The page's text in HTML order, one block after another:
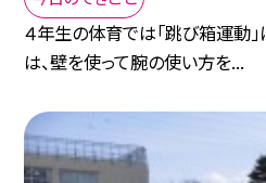
４年生の体育では「跳び箱運動
は、壁を使って腕の使い方を...